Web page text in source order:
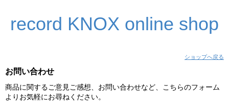
record KNOX online shop
ショップへ戻る
お問い合わせ
商品に関するご意見ご感想、お問い合わせなど、こちらのフォーム
よりお気軽にお尋ねください。